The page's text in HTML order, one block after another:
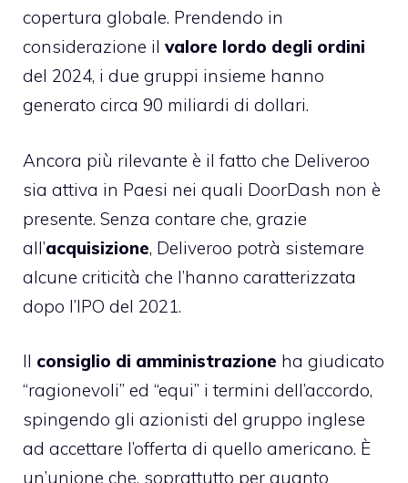
copertura globale. Prendendo in
considerazione il valore lordo degli ordini
del 2024, i due gruppi insieme hanno
generato circa 90 miliardi di dollari.
Ancora più rilevante è il fatto che Deliveroo
sia attiva in Paesi nei quali DoorDash non è
presente. Senza contare che, grazie
all’acquisizione, Deliveroo potrà sistemare
alcune criticità che l’hanno caratterizzata
dopo l’IPO del 2021.
Il consiglio di amministrazione ha giudicato
“ragionevoli” ed “equi” i termini dell’accordo,
spingendo gli azionisti del gruppo inglese
ad accettare l’offerta di quello americano. È
un’unione che, soprattutto per quanto